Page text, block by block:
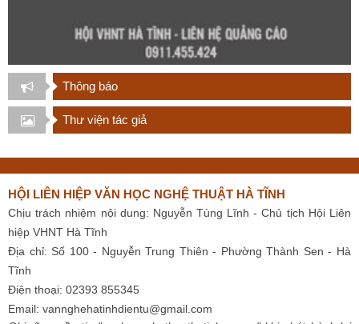
Thông báo
Thư viện tác giả
HỘI LIÊN HIỆP VĂN HỌC NGHỆ THUẬT HÀ TĨNH
Chịu trách nhiệm nội dung: Nguyễn Tùng Lĩnh - Chủ tịch Hội Liên
hiệp VHNT Hà Tĩnh
Địa chỉ: Số 100 - Nguyễn Trung Thiên - Phường Thành Sen - Hà
Tĩnh
Điện thoại: 02393 855345
Email: vannghehatinhdientu@gmail.com